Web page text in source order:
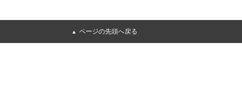
ページの先頭へ戻る